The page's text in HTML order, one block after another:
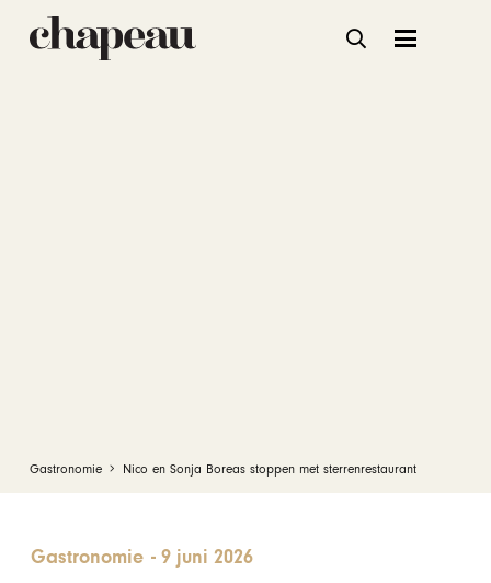
Gastronomie Nico en Sonja Boreas stoppen met sterrenrestaurant
Gastronomie -9 juni 2026